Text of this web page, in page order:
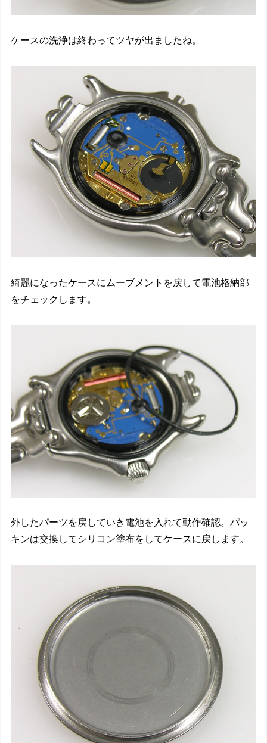
ケースの洗浄は終わってツヤが出ましたね。
綺麗になったケースにムーブメントを戻して電池格納部
をチェックします。
外したパーツを戻していき電池を入れて動作確認。パッ
キンは交換してシリコン塗布をしてケースに戻します。